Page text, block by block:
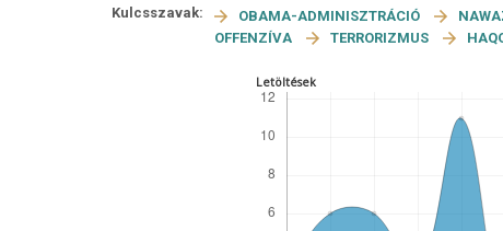
Kulcsszavak: OBAMA-ADMINISZTRÁCIÓ
OFFENZÍVA
TERRORIZMUS
Letöltések